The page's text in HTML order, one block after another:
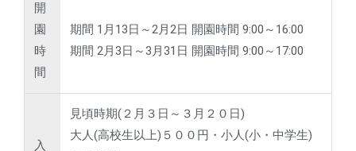
開
園
時
間
期間 1月13日～2月2日 開園時間 9:00～16:00
期間 2月3日～3月31日 開園時間 9:00～17:00
入
見頃時期(２月３日～３月２０日)
大人(高校生以上)５００円・小人(小・中学生)